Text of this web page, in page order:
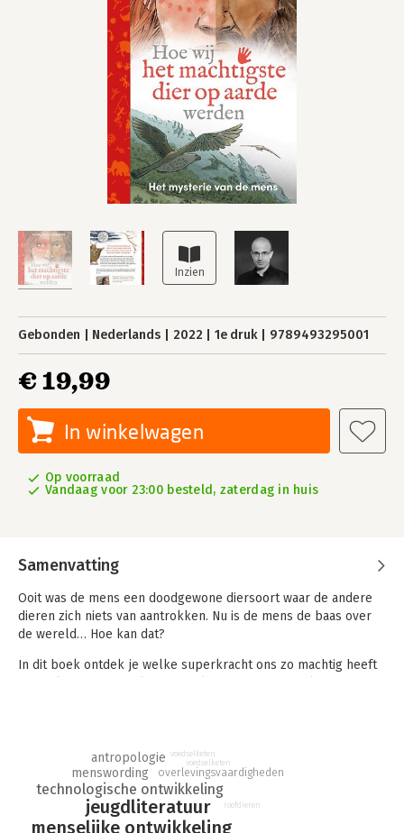
Gebonden Nederlands 2022 1e druk 9789493295001
€ 19,99
In winkelwagen
Op voorraad
Vandaag voor 23:00 besteld, zaterdag in huis
Samenvatting
Ooit was de mens een doodgewone diersoort waar de andere
dieren zich niets van aantrokken. Nu is de mens de baas over
de wereld… Hoe kan dat?
In dit boek ontdek je welke superkracht ons zo machtig heeft
nog maar één mensensoort bestaat.
Door onze grote macht zijn er grote problemen gekomen.
Maar als je die macht goed gebruikt, kun je er ook heel mooie
dingen mee doen. Jij ook!
menselijke ontwikkeling
jeugdliteratuur
technologische ontwikkeling
menswording
antropologie
overlevingsvaardigheden
voedselketen
voedselketen
roofdieren